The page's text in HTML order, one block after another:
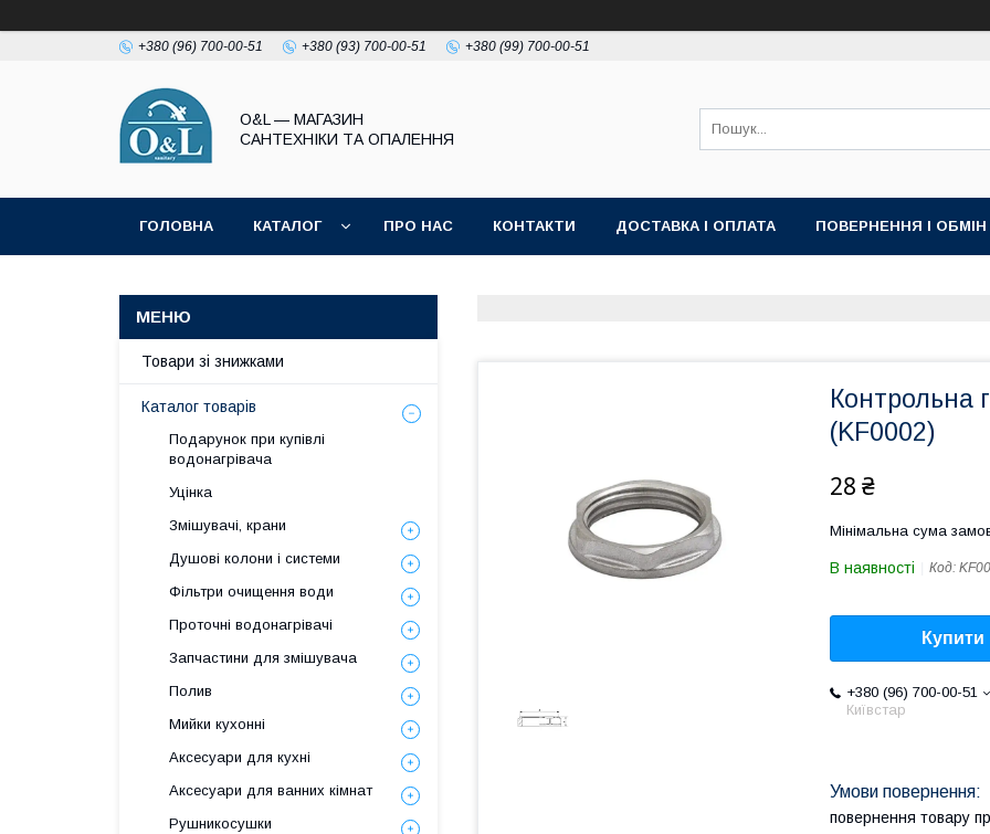
+380 (96) 700-00-51 +380 (93) 700-00-51 +380 (99) 700-00-51
O&L — МАГАЗИН
САНТЕХНІКИ ТА ОПАЛЕННЯ
ГОЛОВНА КАТАЛОГ ПРО НАС КОНТАКТИ ДОСТАВКА І ОПЛАТА ПОВЕРНЕННЯ І ОБМІН
Контрольна
(KF0002)
28 ₴
Мінімальна сума
В наявності Код:
Купити
+380 (96) 700-00-51
Київстар
повернення товару
Товари зі знижками
Каталог товарів
Подарунок при купівлі
водонагрівача
Уцінка
Змішувачі, крани
Душові колони і системи
Фільтри очищення води
Проточні водонагрівачі
Запчастини для змішувача
Полив
Мийки кухонні
Аксесуари для кухні
Аксесуари для ванних кімнат
Рушникосушки